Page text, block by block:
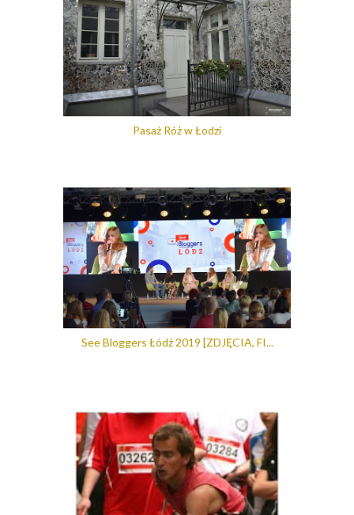
Pasaż Róż w Łodzi
See Bloggers Łódź 2019 [ZDJĘCIA, FI...